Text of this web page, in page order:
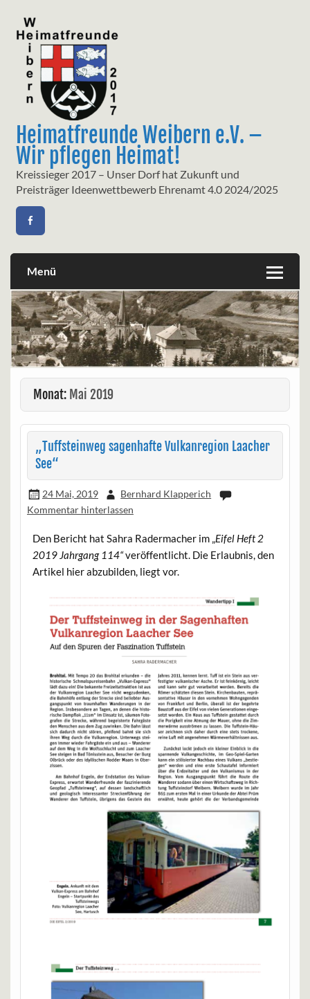
content
Heimatfreunde Weibern e.V. –
Wir pflegen Heimat!
Kreissieger 2017 – Unser Dorf hat Zukunft und
Preisträger Ideenwettbewerb Ehrenamt 4.0 2024/2025
Menü
Monat: Mai 2019
„Tuffsteinweg sagenhafte Vulkanregion Laacher
See“
24 Mai, 2019
Bernhard Klapperich
Kommentar hinterlassen
Den Bericht hat Sahra Radermacher im „Eifel Heft 2
2019 Jahrgang 114“veröffentlicht. Die Erlaubnis, den
Artikel hier abzubilden, liegt vor.